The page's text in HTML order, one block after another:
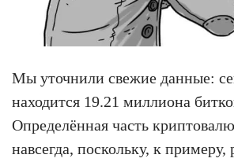
Мы уточнили свежие данные:
находится 19.21 миллиона
Определённая часть
навсегда, поскольку, к примеру,